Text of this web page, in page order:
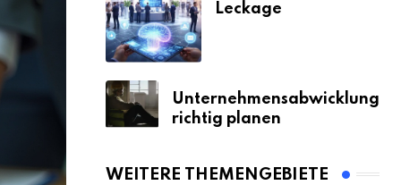
Leckage
Unternehmensabwicklung
richtig planen
WEITERE THEMENGEBIETE